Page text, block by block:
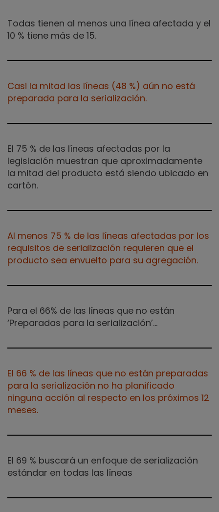
Todas tienen al menos una línea afectada y el
10 % tiene más de 15.
Casi la mitad las líneas (48 %) aún no está
preparada para la serialización.
El 75 % de las líneas afectadas por la
legislación muestran que aproximadamente
la mitad del producto está siendo ubicado en
cartón.
Al menos 75 % de las líneas afectadas por los
requisitos de serialización requieren que el
producto sea envuelto para su agregación.
Para el 66% de las líneas que no están
‘Preparadas para la serialización’…
El 66 % de las líneas que no están preparadas
para la serialización no ha planificado
ninguna acción al respecto en los próximos 12
meses.
El 69 % buscará un enfoque de serialización
estándar en todas las líneas